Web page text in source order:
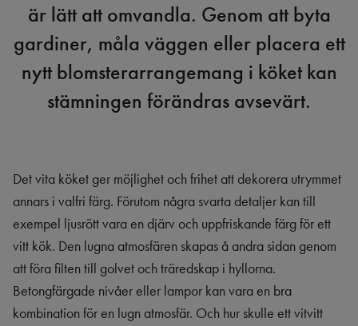
är lätt att omvandla. Genom att byta
gardiner, måla väggen eller placera ett
nytt blomsterarrangemang i köket kan
stämningen förändras avsevärt.
Det vita köket ger möjlighet och frihet att dekorera utrymmet
annars i valfri färg. Förutom några svarta detaljer kan till
exempel ljusrött vara en djärv och uppfriskande färg för ett
vitt kök. Den lugna atmosfären skapas å andra sidan genom
att föra filten till golvet och träredskap i hyllorna.
Betongfärgade nivåer eller lampor kan vara en bra
kombination för en lugn atmosfär. Och hur skulle ett vitvitt